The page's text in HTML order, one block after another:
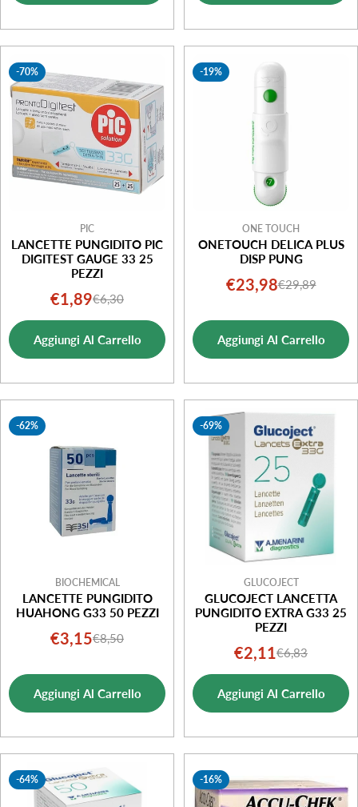
-70%
PIC
LANCETTE PUNGIDITO PIC
DIGITEST GAUGE 33 25
PEZZI
Prezzo
di
vendita
€1,89Prezzo
normale
€6,30
Aggiungi Al Carrello
-19%
ONE TOUCH
ONETOUCH DELICA PLUS
DISP PUNG
Prezzo
vendita
€23,98Prezzo
€29,89
Aggiungi Al Carrello
-62%
BIOCHEMICAL
LANCETTE PUNGIDITO
HUAHONG G33 50 PEZZI
Prezzo
vendita
€3,15Prezzo
€8,50
Aggiungi Al Carrello
-69%
GLUCOJECT
GLUCOJECT LANCETTA
PUNGIDITO EXTRA G33 25
PEZZI
Prezzo
di
vendita
€2,11Prezzo
normale
€6,83
Aggiungi Al Carrello
-64% -16%